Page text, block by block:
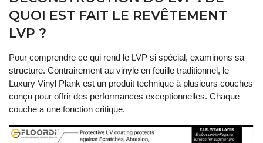
QUOI EST FAIT LE REVÊTEMENT
LVP ?
Pour comprendre ce qui rend le LVP si spécial, examinons sa
structure. Contrairement au vinyle en feuille traditionnel, le
Luxury Vinyl Plank est un produit technique à plusieurs couches
conçu pour offrir des performances exceptionnelles. Chaque
couche a une fonction critique.